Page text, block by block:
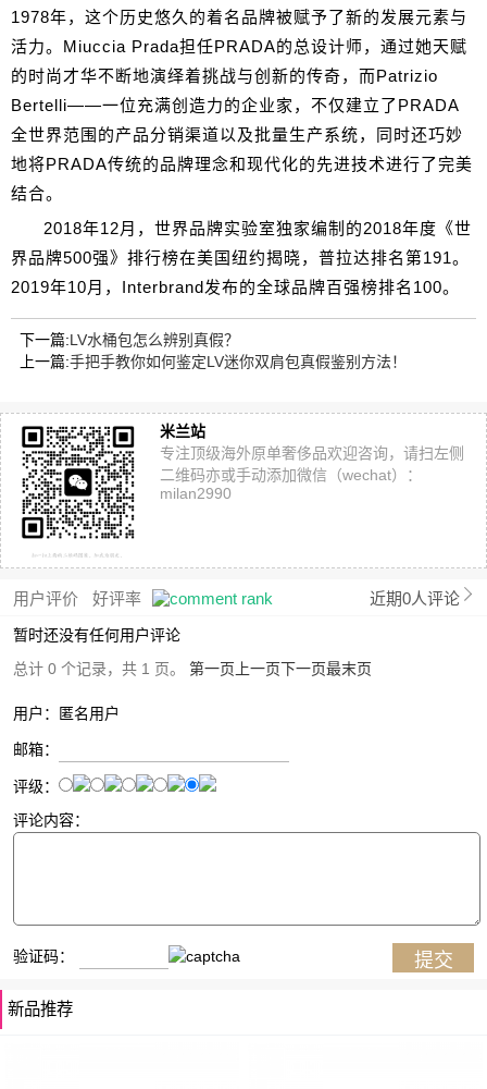
1978年，这个历史悠久的着名品牌被赋予了新的发展元素与
活力。Miuccia Prada担任PRADA的总设计师，通过她天赋
的时尚才华不断地演绎着挑战与创新的传奇，而Patrizio
Bertelli——一位充满创造力的企业家，不仅建立了PRADA
全世界范围的产品分销渠道以及批量生产系统，同时还巧妙
地将PRADA传统的品牌理念和现代化的先进技术进行了完美
结合。
2018年12月，世界品牌实验室独家编制的2018年度《世
界品牌500强》排行榜在美国纽约揭晓，普拉达排名第191。
2019年10月，Interbrand发布的全球品牌百强榜排名100。
下一篇:LV水桶包怎么辨别真假？
上一篇:手把手教你如何鉴定LV迷你双肩包真假鉴别方法！
米兰站
专注顶级海外原单奢侈品欢迎咨询，请扫左侧
二维码亦或手动添加微信（wechat）：
milan2990
用户评价 好评率 近期0人评论
暂时还没有任何用户评论
总计 0 个记录，共 1 页。 第一页 上一页下一页最末页
用户：匿名用户
邮箱：
评级：
评论内容：
验证码：
新品推荐